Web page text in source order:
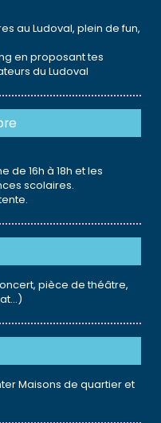
au Ludoval, plein de fun,
en proposant tes
du Ludoval
de 16h à 18h et les
scolaires.
pièce de théâtre,
Maisons de quartier et